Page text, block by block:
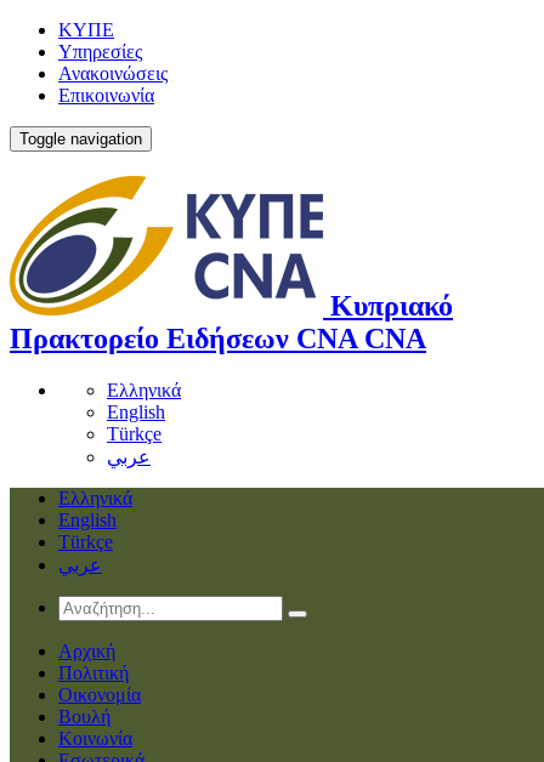
ΚΥΠΕ
Υπηρεσίες
Ανακοινώσεις
Επικοινωνία
Toggle navigation
Κυπριακό
Πρακτορείο Ειδήσεων CNA CNA
Ελληνικά
English
Türkçe
عربي
Ελληνικά
English
Türkçe
عربي
Αρχική
Πολιτική
Οικονομία
Βουλή
Κοινωνία